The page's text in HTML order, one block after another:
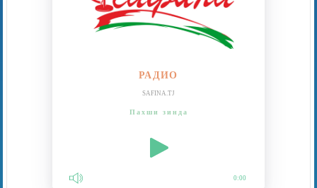
РАДИО
SAFINA.TJ
Пахши зинда
0:00